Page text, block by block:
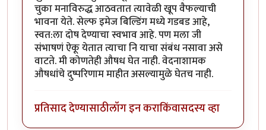
चुका मनाविरुद्ध आठवतात त्यावेळी खूप वैफल्याची
भावना येते. सेल्फ इमेज बिल्डिंग मध्ये गडबड आहे,
स्वत:ला दोष देण्याचा स्वभाव आहे. पण मला जी
संभाषणं ऐकू येतात त्याचा नि याचा संबंध नसावा असे
वाटते. मी कोणतेही औषध घेत नाही. वेदनाशामक
औषधांचे दुष्परिणाम माहीत असल्यामुळे घेतच नाही.
प्रतिसाद देण्यासाठीलॉग इन कराकिंवासदस्य व्हा